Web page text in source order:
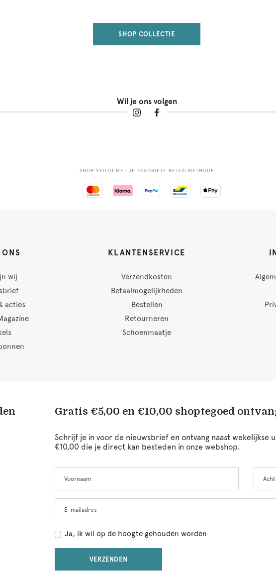
SHOP COLLECTIE
Wil je ons volgen
SHOP VEILIG MET JE FAVORIETE BETAALMETHODE
wij
acties
KLANTENSERVICE
Verzendkosten
Betaalmogelijkheden
Bestellen
Retourneren
Schoenmaatje
Gratis €5,00 en €10,00 shoptegoed
Schrijf je in voor de nieuwsbrief en ontvang naast wekelijkse
€10,00 die je direct kan besteden in onze webshop.
this
field
blank
Ja, ik wil op de hoogte gehouden worden
VERZENDEN